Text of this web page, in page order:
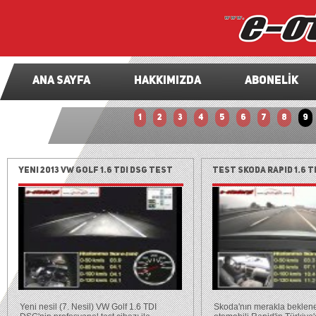
ANA SAYFA HAKKIMIZDA ABONELİK
1 2 3 4 5 6 7 8 9
Yeni 2013 VW Golf 1.6 TDI DSG test
(0-120 km/h, 100-0 km/h)
Yeni nesil (7. Nesil) VW Golf 1.6 TDI
Test Skoda Rapid 1.6
(0-120 km/h, 100-0 km/
Skoda'nın merakla